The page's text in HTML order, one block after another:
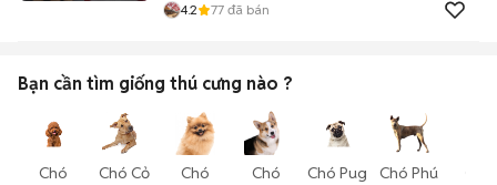
4.2 77 đã bán
Bạn cần tìm giống thú cưng nào ?
Chó
Chó Cỏ
Chó
Chó
Chó Pug
Chó Phú